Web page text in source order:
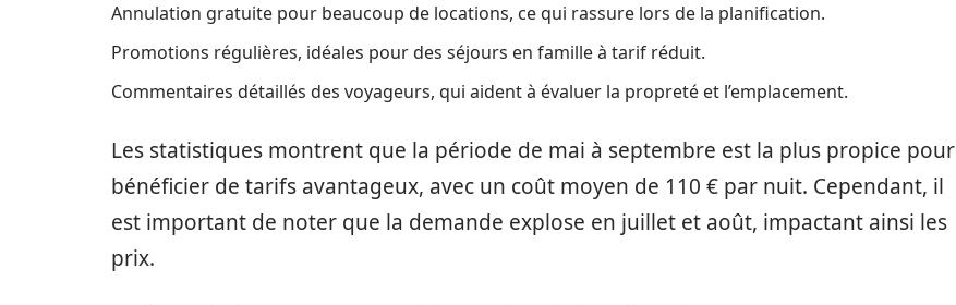
Annulation gratuite pour beaucoup de locations, ce qui rassure lors de la planification.
Promotions régulières, idéales pour des séjours en famille à tarif réduit.
Commentaires détaillés des voyageurs, qui aident à évaluer la propreté et l’emplacement.
Les statistiques montrent que la période de mai à septembre est la plus propice pour
bénéficier de tarifs avantageux, avec un coût moyen de 110 € par nuit. Cependant, il
est important de noter que la demande explose en juillet et août, impactant ainsi les
prix.